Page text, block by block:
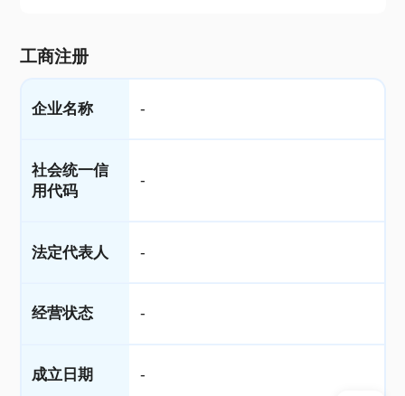
工商注册
企业名称 -
社会统一信
用代码
-
法定代表人 -
经营状态 -
成立日期 -